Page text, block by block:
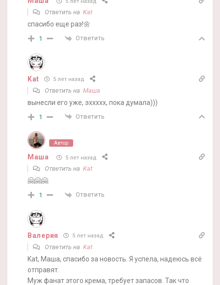
Ответить на Kat
спасибо еще раз!🌼
1 Ответить
Kat 5 лет назад
Ответить на Маша
вынесли его уже, эххххх, пока думала)))
1 Ответить
Автор
Маша 5 лет назад
Ответить на Kat
🤗🤗🤗
1 Ответить
Валерия 5 лет назад
Ответить на Kat
Kat, Маша, спасибо за новость. Я успела, надеюсь всё
отправят.
Муж фанат этого крема, требует запасов. Так что